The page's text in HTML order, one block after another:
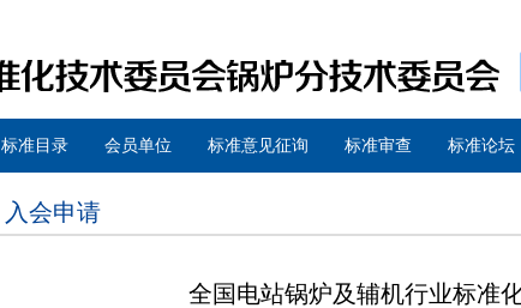
标准目录 会员单位 标准意见征询 标准审查 标准论坛
入会申请
全国电站锅炉及辅机行业标准